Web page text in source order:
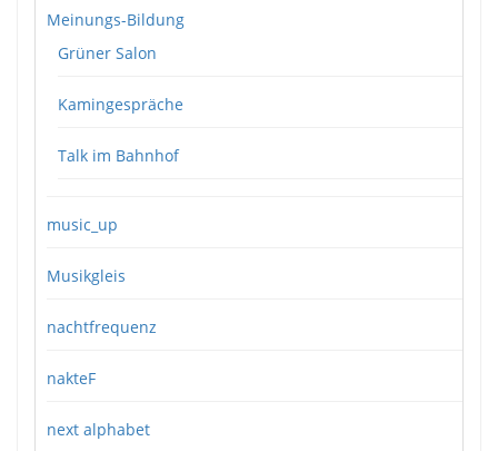
Meinungs-Bildung
Grüner Salon
Kamingespräche
Talk im Bahnhof
music_up
Musikgleis
nachtfrequenz
nakteF
next alphabet